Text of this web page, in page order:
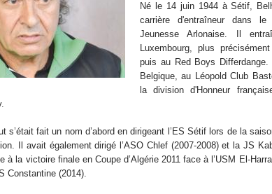
Né le 14 juin 1944 à Sétif,
carrière d'entraîneur dans
Jeunesse Arlonaise. Il
Luxembourg, plus
puis au Red Boys
Belgique, au Léopold Club
la division d'Honneur
s’était fait un nom d’abord en dirigeant l’ES Sétif lors de la
Il avait également dirigé l’ASO Chlef (2007-2008) et la JS
à la victoire finale en Coupe d’Algérie 2011 face à l’USM El-
Constantine (2014).